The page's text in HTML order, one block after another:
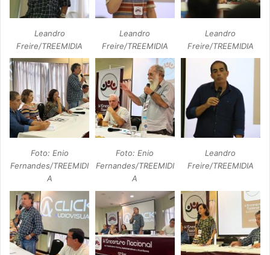
Leandro
Freire/TREEMIDIA
Leandro
Freire/TREEMIDIA
Leandro
Freire/TREEMIDIA
Foto: Enio
Fernandes/TREEMIDI
A
Foto: Enio
Fernandes/TREEMIDI
A
Leandro
Freire/TREEMIDIA